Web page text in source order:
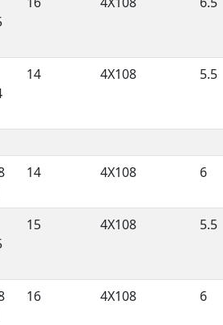
14 4X108 5.5
14 4X108 6
15 4X108 5.5
16 4X108 6